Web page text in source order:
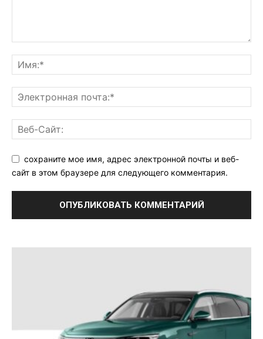
сохраните мое имя, адрес электронной почты и веб-
сайт в этом браузере для следующего комментария.